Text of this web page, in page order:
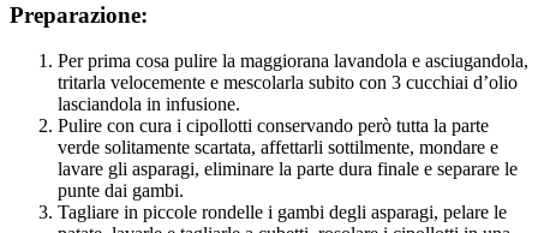
Preparazione:
Per prima cosa pulire la maggiorana lavandola e asciugandola,
tritarla velocemente e mescolarla subito con 3 cucchiai d’olio
lasciandola in infusione.
Pulire con cura i cipollotti conservando però tutta la parte
verde solitamente scartata, affettarli sottilmente, mondare e
lavare gli asparagi, eliminare la parte dura finale e separare le
punte dai gambi.
Tagliare in piccole rondelle i gambi degli asparagi, pelare le